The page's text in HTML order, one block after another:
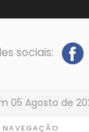
sociais:
05 Agosto de
NAVEGAÇÃO